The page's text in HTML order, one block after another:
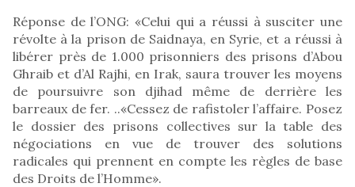
Réponse de l’ONG: «Celui qui a réussi à susciter une
révolte à la prison de Saidnaya, en Syrie, et a réussi à
libérer près de 1.000 prisonniers des prisons d’Abou
Ghraib et d’Al Rajhi, en Irak, saura trouver les moyens
de poursuivre son djihad même de derrière les
barreaux de fer. ..«Cessez de rafistoler l’affaire. Posez
le dossier des prisons collectives sur la table des
négociations en vue de trouver des solutions
radicales qui prennent en compte les règles de base
des Droits de l’Homme».